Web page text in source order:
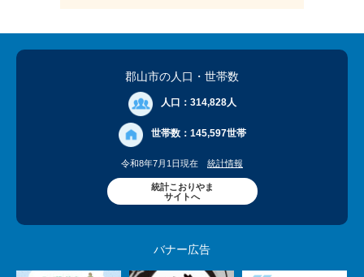
郡山市の人口 ・世帯数
人口： 314,828人
世帯数： 145,597世帯
令和8年7月1日現在 統計情報
統計こおりやま
サイトへ
バナー広告